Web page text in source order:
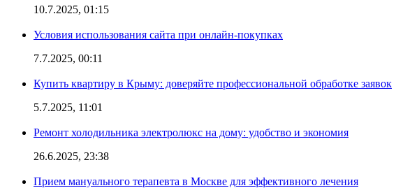
10.7.2025, 01:15
Условия использования сайта при онлайн-покупках
7.7.2025, 00:11
Купить квартиру в Крыму: доверяйте профессиональной обработке заявок
5.7.2025, 11:01
Ремонт холодильника электролюкс на дому: удобство и экономия
26.6.2025, 23:38
Прием мануального терапевта в Москве для эффективного лечения